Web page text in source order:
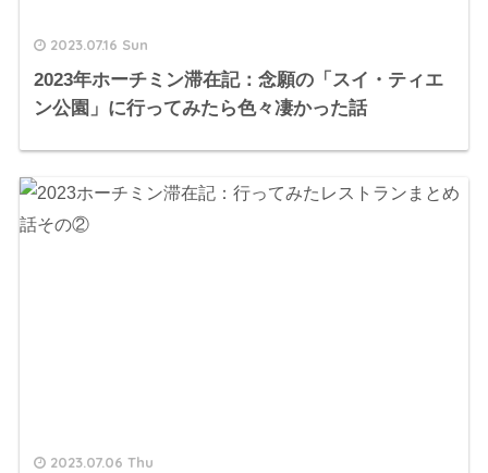
2023.07.16 Sun
2023年ホーチミン滞在記：念願の「スイ・ティエ
ン公園」に行ってみたら色々凄かった話
2023.07.06 Thu